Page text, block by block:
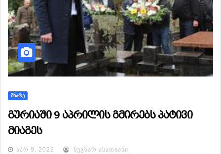
ᲛᲮᲐᲠᲔ
გურიაში 9 აპრილის გმირებს პატივი
მიაგეს
ᲐᲞᲠ 9, 2022 ᲜᲣᲒᲖᲐᲠ ᲐᲡᲐᲗᲘᲐᲜᲘ